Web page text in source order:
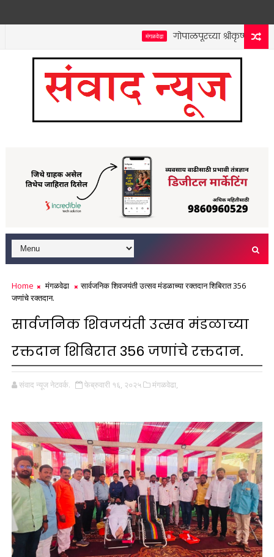
मंगळवेढा गोपाळपूरच्या श्रीकृष्ण
Home मंगळवेढा
सार्वजनिक शिवजयंती उत्सव मंडळाच्या रक्तदान शिबिरात 356
जणांचे रक्तदान.
सार्वजनिक शिवजयंती उत्सव मंडळाच्या
रक्तदान शिबिरात 356 जणांचे रक्तदान.
संवाद न्यूज नेटवर्क. फेब्रुवारी १६, २०२५ मंगळवेढा,